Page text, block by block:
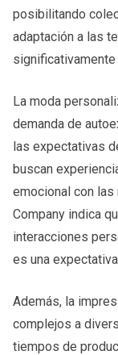
posibilitando
adaptación a las
La moda
demanda de
las expectativas
buscan
emocional con
Company indica
interacciones
es una
Además, la
complejos a
tiempos de